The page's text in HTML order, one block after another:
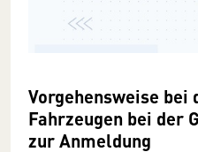
Vorgehensweise bei
Fahrzeugen bei der
zur Anmeldung